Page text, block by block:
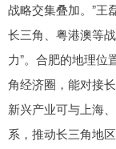
战略交集叠加。”王
长三角、粤港澳等
力”。合肥的地理位
角经济圈，能对接
新兴产业可与上海
系，推动长三角地